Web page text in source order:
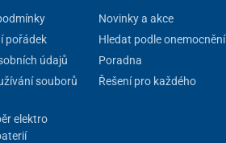
a přepravu.
poškozené a
pořádek
údajů
souborů
elektro
Novinky a akce
Hledat podle onemocnění
Poradna
Řešení pro každého